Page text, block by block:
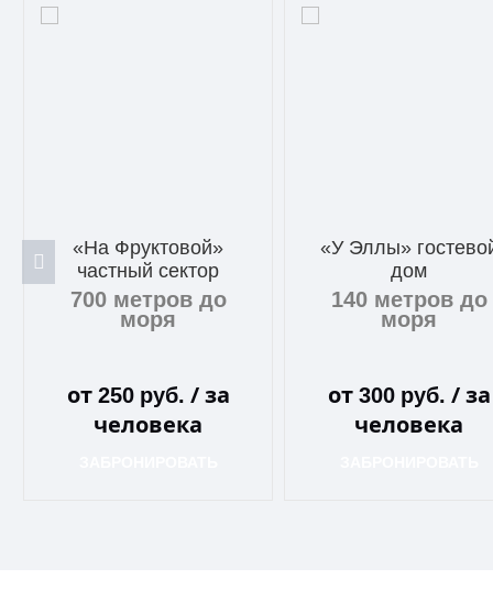
«На Фруктовой»
частный сектор
700 метров до
моря
от 250 руб. / за
человека
«У Эллы»
дом
140 метров до
моря
от 300 руб. / за
человека